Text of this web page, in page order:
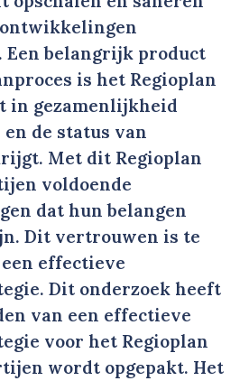
Een belangrijk product
is het Regioplan
in gezamenlijkheid
de status van
Met dit Regioplan
voldoende
dat hun belangen
Dit vertrouwen is te
effectieve
Dit onderzoek heeft
van een effectieve
voor het Regioplan
wordt opgepakt. Het